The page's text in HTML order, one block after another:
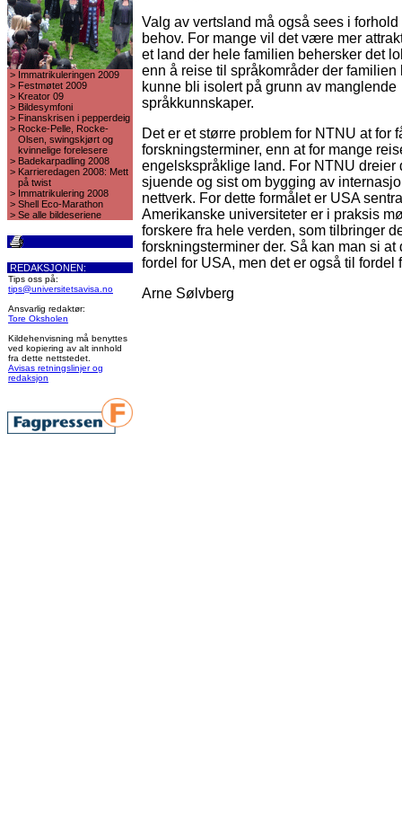
> Immatrikuleringen 2009
> Festmøtet 2009
> Kreator 09
> Bildesymfoni
> Finanskrisen i pepperdeig
> Rocke-Pelle, Rocke-
Olsen, swingskjørt og
kvinnelige forelesere
> Badekarpadling 2008
> Karrieredagen 2008: Mett
på twist
> Immatrikulering 2008
> Shell Eco-Marathon
> Se alle bildeseriene
REDAKSJONEN:
Tips oss på:
tips@universitetsavisa.no
Ansvarlig redaktør:
Tore Oksholen
Kildehenvisning må benyttes
ved kopiering av alt innhold
fra dette nettstedet.
Avisas retningslinjer og
redaksjon
Valg av vertsland må også sees i
behov. For mange vil det være mer
et land der hele familien behersker det
enn å reise til språkområder der familien
kunne bli isolert på grunn av manglende
språkkunnskaper.
Det er et større problem for NTNU at for
forskningsterminer, enn at for mange
engelskspråklige land. For NTNU dreier
sjuende og sist om bygging av
nettverk. For dette formålet er USA
Amerikanske universiteter er i praksis
forskere fra hele verden, som tilbringer
forskningsterminer der. Så kan man si at
fordel for USA, men det er også til fordel
Arne Sølvberg